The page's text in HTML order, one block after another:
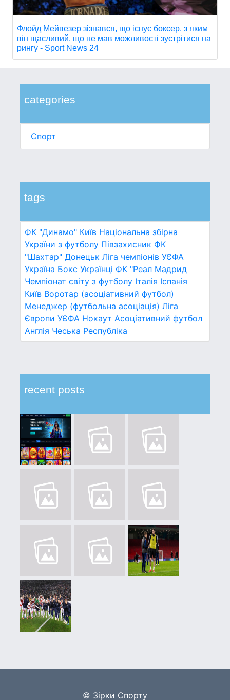
categories
Спорт
tags
ФК "Динамо" Київ Національна збірна
України з футболу Півзахисник ФК
"Шахтар" Донецьк Ліга чемпіонів УЄФА
Україна Бокс Українці ФК "Реал Мадрид
Чемпіонат світу з футболу Італія Іспанія
Київ Воротар (асоціативний футбол)
Менеджер (футбольна асоціація) Ліга
Європи УЄФА Нокаут Асоціативний футбол
Англія Чеська Республіка
recent posts
Флойд Мейвезер зізнався, що існує боксер, з яким
він щасливий, що не мав можливості зустрітися на
рингу - Sport News 24
© Зірки Спорту